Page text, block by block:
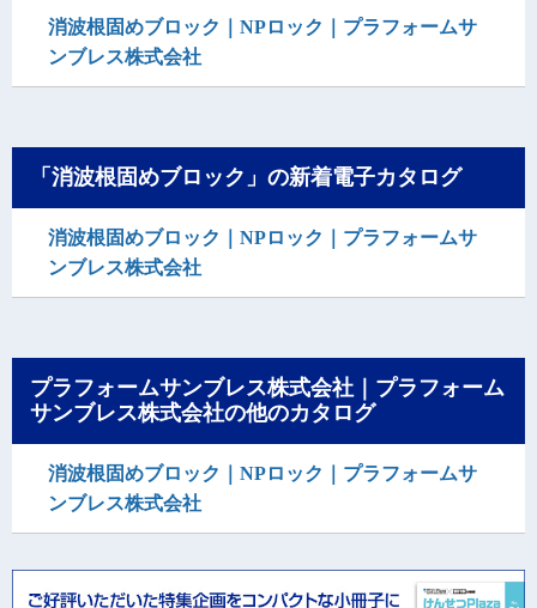
消波根固めブロック｜NPロック｜プラフォームサ
ンブレス株式会社
「消波根固めブロック」の新着電子カタログ
消波根固めブロック｜NPロック｜プラフォームサ
ンブレス株式会社
プラフォームサンブレス株式会社｜プラフォーム
サンブレス株式会社の他のカタログ
消波根固めブロック｜NPロック｜プラフォームサ
ンブレス株式会社